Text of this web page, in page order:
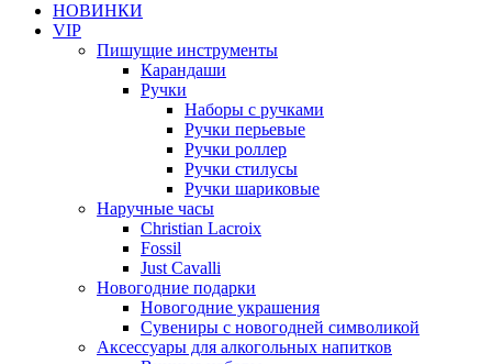
НОВИНКИ
VIP
Пишущие инструменты
Карандаши
Ручки
Наборы с ручками
Ручки перьевые
Ручки роллер
Ручки стилусы
Ручки шариковые
Наручные часы
Christian Lacroix
Fossil
Just Cavalli
Новогодние подарки
Новогодние украшения
Сувениры с новогодней символикой
Аксессуары для алкогольных напитков